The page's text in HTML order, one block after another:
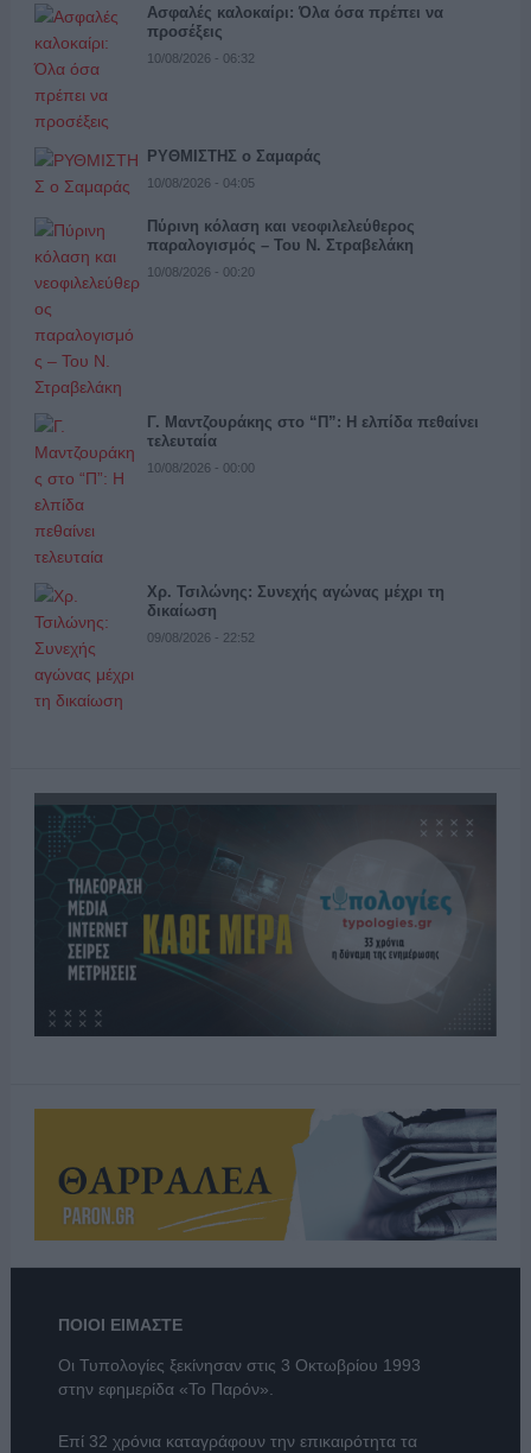
Ασφαλές καλοκαίρι: Όλα όσα πρέπει να
προσέξεις
10/08/2026 - 06:32
ΡΥΘΜΙΣΤΗΣ ο Σαμαράς
10/08/2026 - 04:05
Πύρινη κόλαση και νεοφιλελεύθερος
παραλογισμός – Του Ν. Στραβελάκη
10/08/2026 - 00:20
Γ. Μαντζουράκης στο “Π”: Η ελπίδα πεθαίνει
τελευταία
10/08/2026 - 00:00
Χρ. Τσιλώνης: Συνεχής αγώνας μέχρι τη
δικαίωση
09/08/2026 - 22:52
ΠΟΙΟΙ ΕΙΜΑΣΤΕ
Οι Τυπολογίες ξεκίνησαν στις 3 Οκτωβρίου 1993
στην εφημερίδα «Το Παρόν».
Επί 32 χρόνια καταγράφουν την επικαιρότητα τα